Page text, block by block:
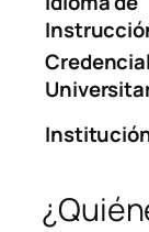
Credencial